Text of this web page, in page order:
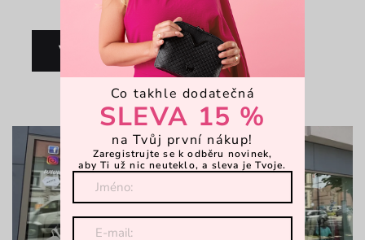
Více informací
Co takhle dodatečná
SLEVA 15 %
na Tvůj první nákup!
Zaregistrujte se k odběru novinek,
aby Ti už nic neuteklo, a sleva je Tvoje.